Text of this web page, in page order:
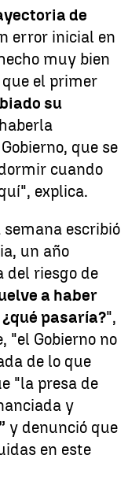
de
error inicial en
muy bien
el primer
su
que se
cuando
explica.
semana escribió
un año
del riesgo de
a haber
pasaría?",
"el Gobierno no
de lo que
"la presa de
y
y denunció que
en este